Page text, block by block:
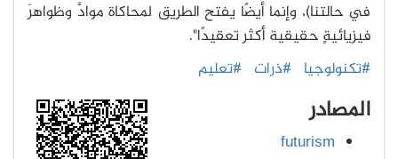
في حالتنا)، وإنما أيضًا يفتح الطريق لمحاكاة موادَّ وظواهرَ
فيزيائيةٍ حقيقية أكثر تعقيدًا".
#تكنولوجيا #ذرات #تعليم
المصادر
futurism